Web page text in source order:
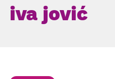
iva jović